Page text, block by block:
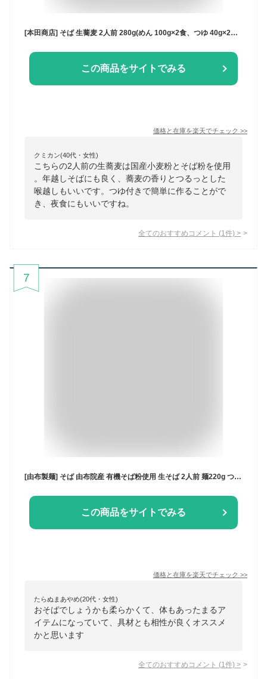
[本田商店] そば 生蕎麦 2人前 280g(めん 100g×2食、つゆ 40g×2食) /蕎麦 出雲そば 生麺 島根 出雲 食品 麺 夜食 軽食 年越しそば 年末年始 時短 お土産 ソバ 袋そば 日本三大そば
この商品をサイトでみる
価格と在庫を楽天でチェック >>
クミカン(40代・女性)
こちらの2人前の生蕎麦は国産小麦粉とそば粉を使用
。年越しそばにも良く、蕎麦の香りとつるっとした
喉越しもいいです。つゆ付きで簡単に作ることがで
き、夜食にもいいですね。
全てのおすすめコメント (1 件) >
7
[由布製麺] そば 由布院産 有機そば粉使用 生そば 2人前 麺220g つゆ50g×2 /大分県 麺 そば 生そば 蕎麦 ソバ 新蕎麦 中津 生麺 本格 こだわり 石臼 臼挽き 八割そば 冷蔵品
この商品をサイトでみる
価格と在庫を楽天でチェック >>
たらぬまあやめ(20代・女性)
おそばでしょうかも柔らかくて、体もあったまるア
イテムになっていて、具材とも相性が良くオススメ
かと思います
全てのおすすめコメント (1 件) >